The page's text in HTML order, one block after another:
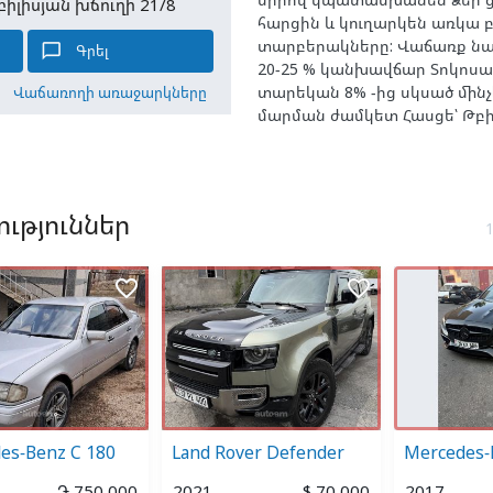
խճուղի 21/8
chat_bubble_outline Գրել
Վաճառողի առաջարկները
հարցին և կուղարկեն առկա
տարբերակները: Վաճառք
20-25 % կանխավճար
տարեկան 8% -ից սկսած
մարման ժամկետ Հասցե՝
Benz C 180
favorite_border
Land Rover Defender
favorite_border